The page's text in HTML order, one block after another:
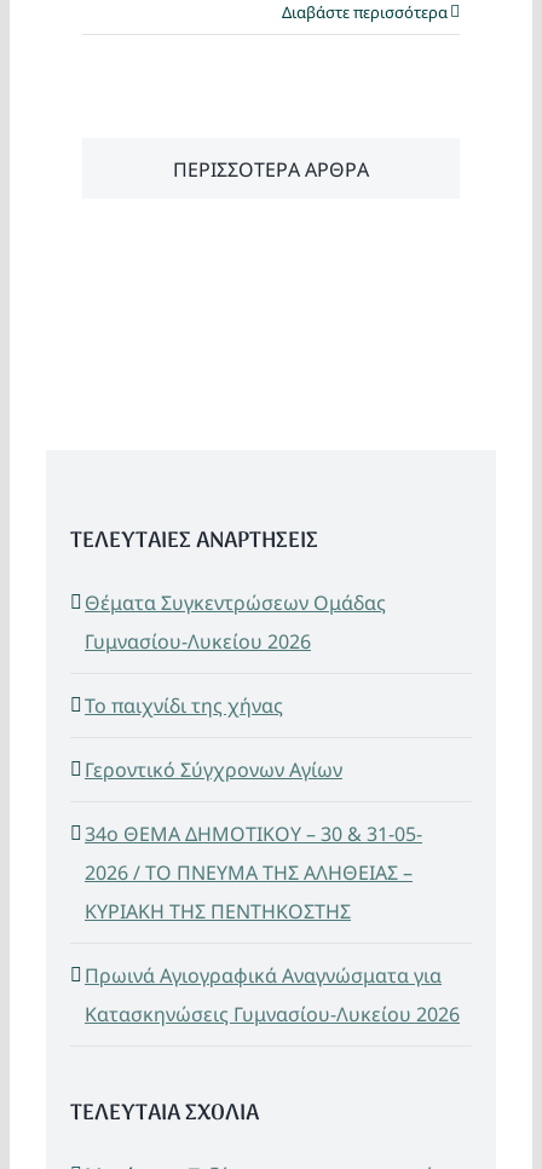
Διαβάστε περισσότερα
ΠΕΡΙΣΣΟΤΕΡΑ ΑΡΘΡΑ
ΤΕΛΕΥΤΑΙΕΣ ΑΝΑΡΤΗΣΕΙΣ
Θέματα Συγκεντρώσεων Ομάδας
Γυμνασίου-Λυκείου 2026
Το παιχνίδι της χήνας
Γεροντικό Σύγχρονων Αγίων
34ο ΘΕΜΑ ΔΗΜΟΤΙΚΟΥ – 30 & 31-05-
2026 / ΤΟ ΠΝΕΥΜΑ ΤΗΣ ΑΛΗΘΕΙΑΣ –
ΚΥΡΙΑΚΗ ΤΗΣ ΠΕΝΤΗΚΟΣΤΗΣ
Πρωινά Αγιογραφικά Αναγνώσματα για
Κατασκηνώσεις Γυμνασίου-Λυκείου 2026
ΤΕΛΕΥΤΑΙΑ ΣΧΟΛΙΑ